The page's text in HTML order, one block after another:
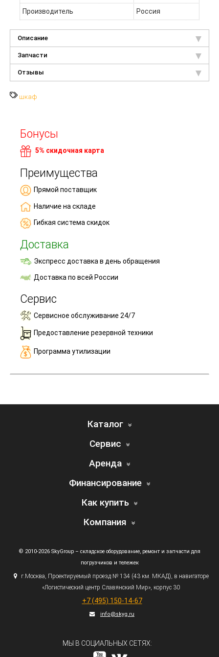
Производитель Россия
Описание
Запчасти
Отзывы
шкаф
Бонусы
5% скидочная карта
Преимущества
Прямой поставщик
Наличие на складе
Гибкая система скидок
Доставка
Экспресс доставка в день обращения
Доставка по всей России
Сервис
Сервисное обслуживание 24/7
Предоставление резервной техники
Программа утилизации
Каталог
Сервис
Аренда
Финансирование
Как купить
Компания
© 2010-2026 SkyGroup – складское оборудование, ремонт и запчасти для
погрузчиков и тележек
г.Москва, Проектируемый проезд № 134 (43км. МКАД), в навигаторе
«Логистический центр Славянский Мир», корпус 30
+7 (495) 150-14-67
info@skyg.ru
МЫ В СОЦИАЛЬНЫХ СЕТЯХ: